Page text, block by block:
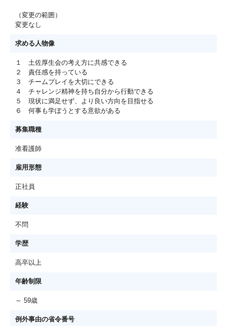
（変更の範囲）
変更なし
求める人物像
１ 土佐厚生会の考え方に共感できる
２ 責任感を持っている
３ チームプレイを大切にできる
４ チャレンジ精神を持ち自分から行動できる
５ 現状に満足せず、より良い方向を目指せる
６ 何事も学ぼうとする意欲がある
募集職種
准看護師
雇用形態
正社員
経験
不問
学歴
高卒以上
年齢制限
～ 59歳
例外事由の省令番号